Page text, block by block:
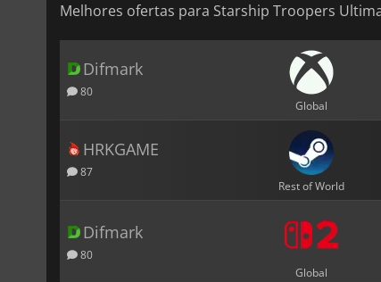
Melhores ofertas para Starship Troopers
Difmark
80
Global
HRKGAME
87
Rest of World
Difmark
80
Global